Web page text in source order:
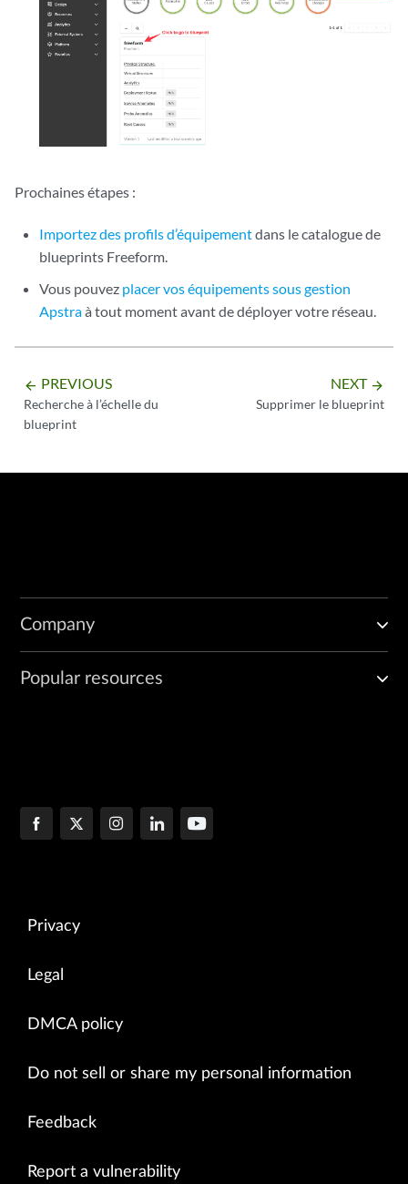
Prochaines étapes :
Importez des profils d’équipementdans le catalogue de
blueprints Freeform.
Vous pouvez placer vos équipements sous gestion
Apstraà tout moment avant de déployer votre réseau.
arrow_backward PREVIOUS
Recherche à l’échelle du
blueprint
NEXT arrow_forward
Supprimer le blueprint
Company
Popular resources
Privacy
Legal
DMCA policy
Do not sell or share my personal information
Feedback
Report a vulnerability